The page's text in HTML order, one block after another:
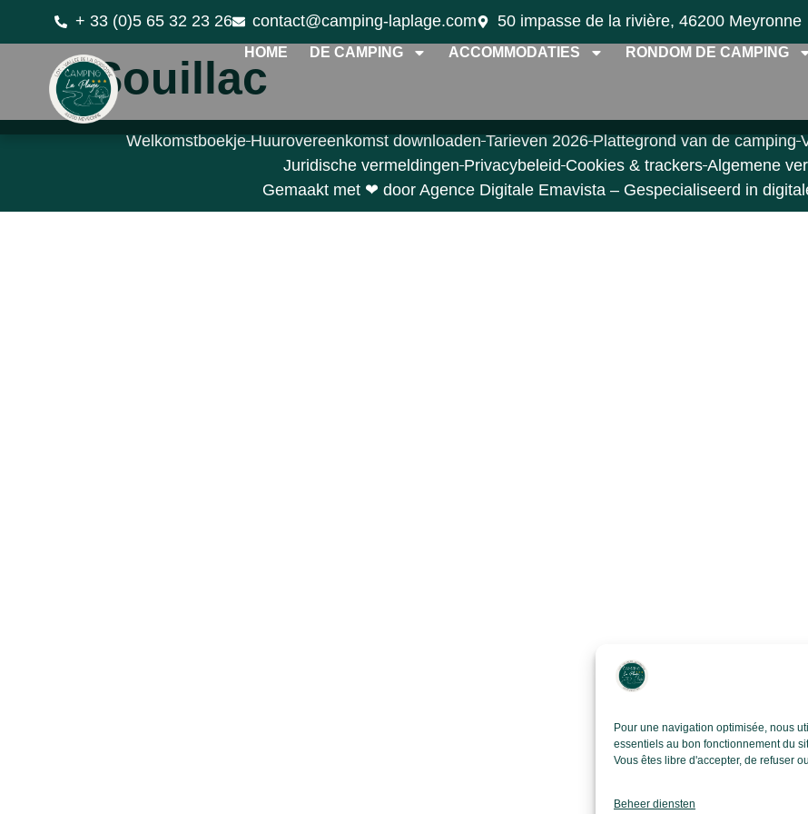
Pour une navigation optimisée, nous
essentiels au bon fonctionnement du
Vous êtes libre d'accepter, de refuser
Beheer diensten
+ 33 (0)5 65 32 23 26 contact@camping-laplage.com 50 impasse de la rivière, 46200 Meyronne
HOME DE CAMPING ACCOMMODATIES RONDOM DE CAMPING
Souillac
Welkomstboekje Huurovereenkomst downloaden Tarieven 2026 Plattegrond van de camping
Juridische vermeldingen Privacybeleid Cookies & trackers Algemene
Gemaakt met ❤ door Agence Digitale Emavista – Gespecialiseerd in